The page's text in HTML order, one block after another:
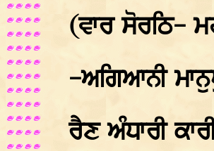
(ਵਾਰ ਸੋਰਠਿ-
-ਅਗਿਆਨੀ
ਰੈਣ ਅੰਧਾਰੀ